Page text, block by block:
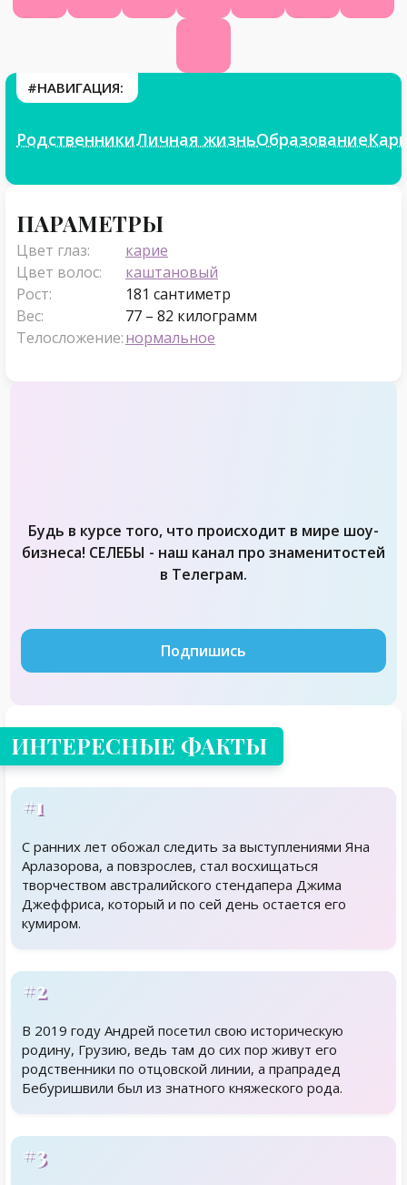
#НАВИГАЦИЯ:
РодственникиЛичная жизньОбразование
ПАРАМЕТРЫ
Цвет глаз:
карие
Цвет волос:
каштановый
Рост:
181 сантиметр
Вес:
77 – 82 килограмм
Телосложение:нормальное
Будь в курсе того, что происходит в мире шоу-
бизнеса! СЕЛЕБЫ - наш канал про знаменитостей
в Телеграм.
Подпишись
ИНТЕРЕСНЫЕ ФАКТЫ
#1
С ранних лет обожал следить за выступлениями Яна
Арлазорова, а повзрослев, стал восхищаться
творчеством австралийского стендапера Джима
Джеффриса, который и по сей день остается его
кумиром.
#2
В 2019 году Андрей посетил свою историческую
родину, Грузию, ведь там до сих пор живут его
родственники по отцовской линии, а прапрадед
Бебуришвили был из знатного княжеского рода.
#3